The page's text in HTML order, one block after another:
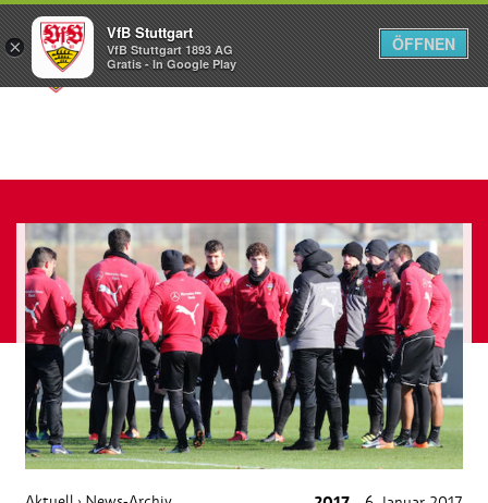
Menü
×
VfB Stuttgart
VfB Stuttgart 1893 AG
Gratis - In Google Play
ÖFFNEN